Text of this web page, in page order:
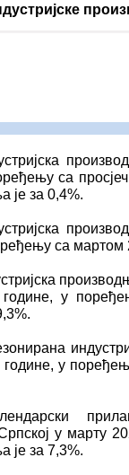
са
је за 0,4%.
са мартом
у
године, у
у марту
је за 7,3%.